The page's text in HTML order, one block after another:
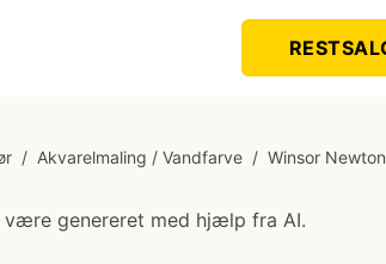
/ Akvarelmaling / Vandfarve / Winsor
være genereret med hjælp fra AI.